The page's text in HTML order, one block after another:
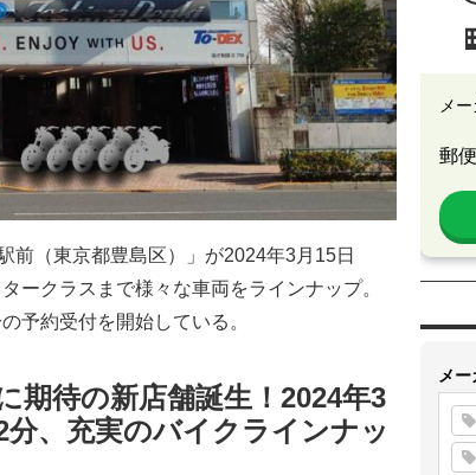
前（東京都豊島区）」が2024年3月15日
ークラスまで様々な車両をラインナップ。
予約受付を開始している。
期待の新店舗誕生！2024年3
、充実のバイクラインナッ
メ
郵
メー